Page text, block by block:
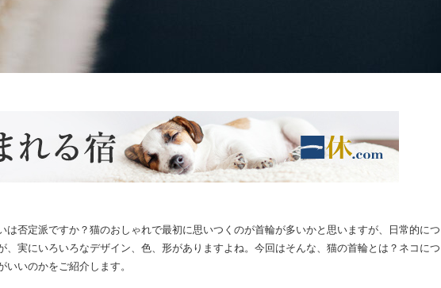
は否定派ですか？猫のおしゃれで最初に思いつくのが首輪が多いかと思いますが、日常的につ
、実にいろいろなデザイン、色、形がありますよね。今回はそんな、猫の首輪とは？ネコにつ
いのかをご紹介します。